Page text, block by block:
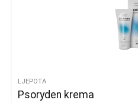
LJEPOTA
Psoryden krema